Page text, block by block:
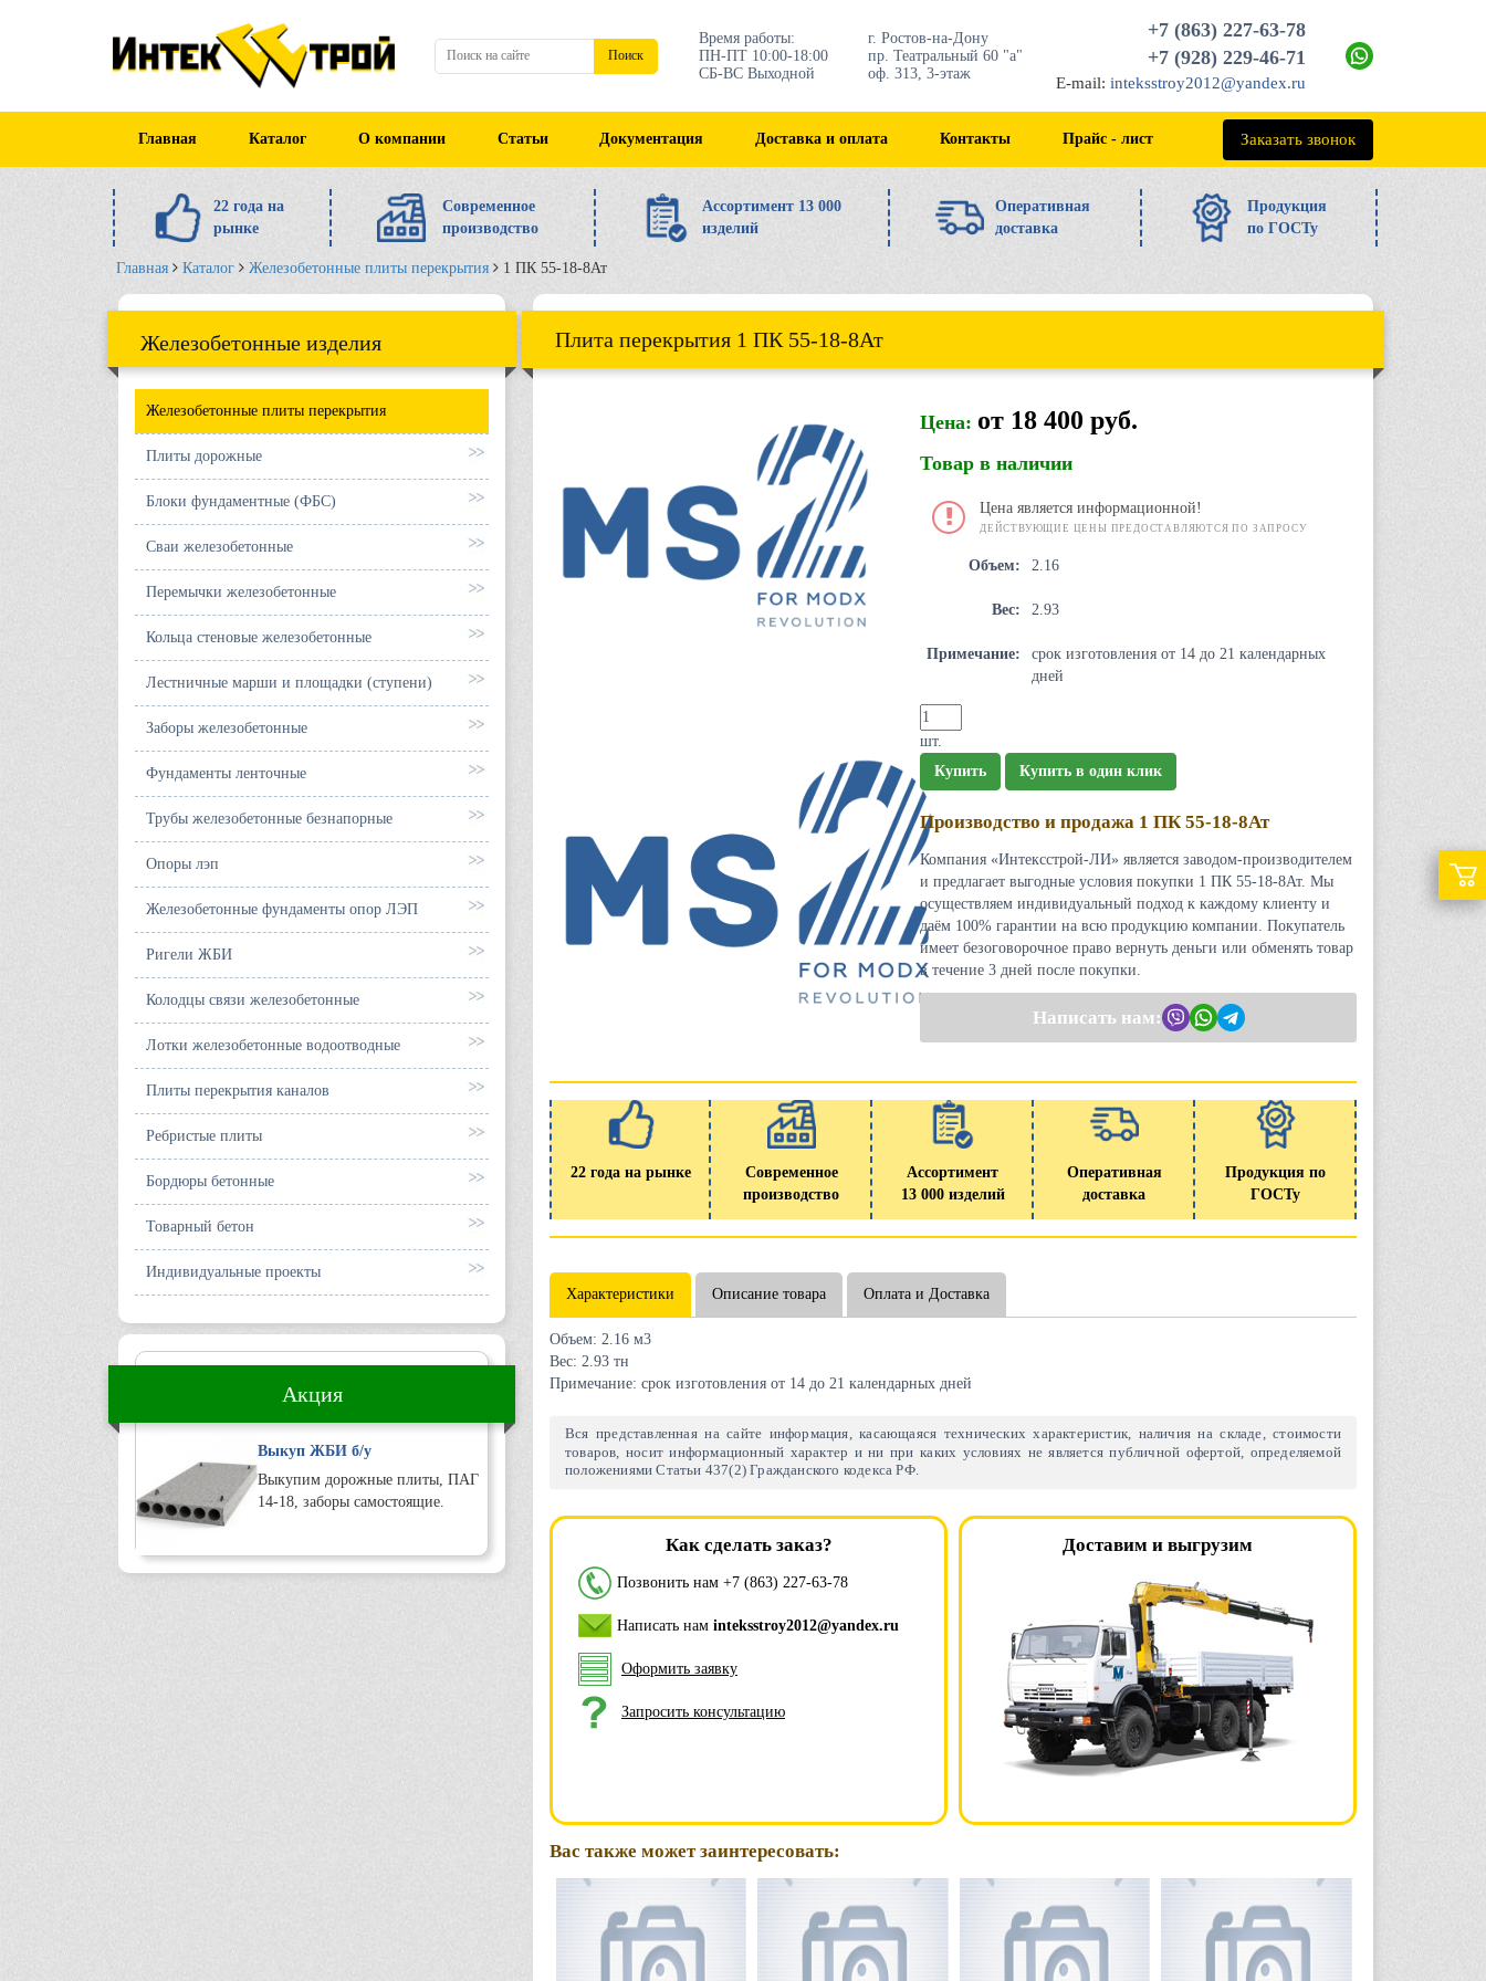
Поиск
Время работы:
ПН-ПТ 10:00-18:00
СБ-ВС Выходной
г. Ростов-на-Дону
пр. Театральный 60 "а"
оф. 313, 3-этаж
+7 (863) 227-63-78
+7 (928) 229-46-71
E-mail: inteksstroy2012@yandex.ru
Главная Каталог О компании Статьи Документация Доставка и оплата Контакты Прайс - лист +7 (863) 227-63-78
Заказать звонок
22 года на
рынке
Современное
производство
Ассортимент 13 000
изделий
Оперативная
доставка
Продукция
по ГОСТу
Главная Каталог Железобетонные плиты перекрытия 1 ПК 55-18-8Ат
Железобетонные изделия
Железобетонные плиты перекрытия
Плиты дорожные
Блоки фундаментные (ФБС)
Сваи железобетонные
Перемычки железобетонные
Кольца стеновые железобетонные
Лестничные марши и площадки (ступени)
Заборы железобетонные
Фундаменты ленточные
Трубы железобетонные безнапорные
Опоры лэп
Железобетонные фундаменты опор ЛЭП
Ригели ЖБИ
Колодцы связи железобетонные
Лотки железобетонные водоотводные
Плиты перекрытия каналов
Ребристые плиты
Бордюры бетонные
Товарный бетон
Индивидуальные проекты
Акция
Выкуп ЖБИ б/у
Выкупим дорожные плиты, ПАГ
14-18, заборы самостоящие.
Плита перекрытия 1 ПК 55-18-8Ат
Цена: от 18 400 руб.
Товар в наличии
Цена является информационной!
ДЕЙСТВУЮЩИЕ ЦЕНЫ ПРЕДОСТАВЛЯЮТСЯ ПО ЗАПРОСУ
Объем: 2.16
Вес: 2.93
Примечание:
срок изготовления от 14 до 21 календарных
дней
шт.
Купить
Купить в один клик
Производство и продажа 1 ПК 55-18-8Ат
Компания «Интексстрой-ЛИ» является заводом-производителем
и предлагает выгодные условия покупки 1 ПК 55-18-8Ат. Мы
осуществляем индивидуальный подход к каждому клиенту и
даём 100% гарантии на всю продукцию компании. Покупатель
имеет безоговорочное право вернуть деньги или обменять товар
в течение 3 дней после покупки.
Написать нам:
22 года на рынке
Современное
производство
Ассортимент
13 000 изделий
Оперативная
доставка
Продукция по
ГОСТу
Характеристики Описание товара Оплата и Доставка
Объем: 2.16 м3
Вес: 2.93 тн
Примечание: срок изготовления от 14 до 21 календарных дней
Вся представленная на сайте информация, касающаяся технических характеристик, наличия на складе, стоимости
товаров, носит информационный характер и ни при каких условиях не является публичной офертой, определяемой
положениями Статьи 437(2) Гражданского кодекса РФ.
Как сделать заказ?
Позвонить нам +7 (863) 227-63-78
Написать нам inteksstroy2012@yandex.ru
Оформить заявку
Запросить консультацию
Доставим и выгрузим
Вас также может заинтересовать: